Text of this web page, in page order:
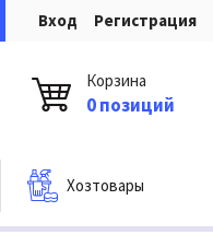
Вход Регистрация
Корзина
0 позиций
Хозтовары